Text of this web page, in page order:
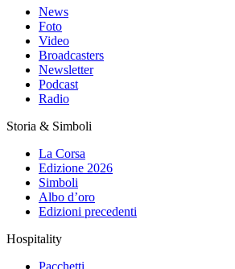
News
Foto
Video
Broadcasters
Newsletter
Podcast
Radio
Storia & Simboli
La Corsa
Edizione 2026
Simboli
Albo d’oro
Edizioni precedenti
Hospitality
Pacchetti